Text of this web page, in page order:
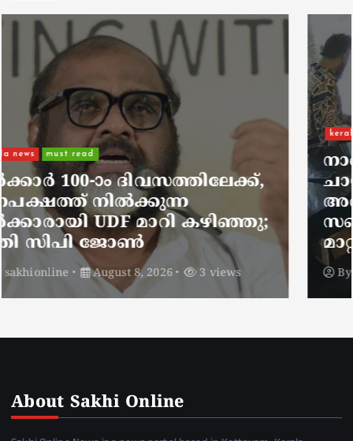
kerala news must read
നാടെങ്ങും പൊലീസ് തിരയുന്നു,
ചായകുടിക്കാൻ എടപ്പാളിലെത്തി
അർജുൻ ആയങ്കി;
സഞ്ചരിക്കുന്നത് വാഹനങ്ങൾ
മാറ്റി
Bysakhionline August 8, 2026 5 views
About Sakhi Online